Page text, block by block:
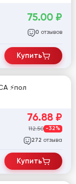
75.00 ₽
0 отзывов
Купить
⚡️пол
76.88 ₽
112.50 -32%
272 отзыва
Купить